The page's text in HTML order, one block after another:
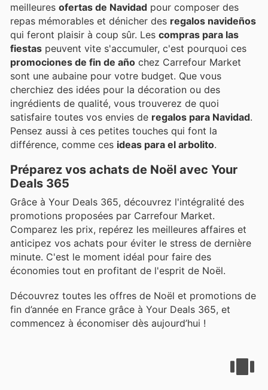
meilleures ofertas de Navidad pour composer des
repas mémorables et dénicher des regalos navideños
qui feront plaisir à coup sûr. Les compras para las
fiestas peuvent vite s'accumuler, c'est pourquoi ces
promociones de fin de año chez Carrefour Market
sont une aubaine pour votre budget. Que vous
cherchiez des idées pour la décoration ou des
ingrédients de qualité, vous trouverez de quoi
satisfaire toutes vos envies de regalos para Navidad.
Pensez aussi à ces petites touches qui font la
différence, comme ces ideas para el arbolito.
Préparez vos achats de Noël avec Your
Deals 365
Grâce à Your Deals 365, découvrez l'intégralité des
promotions proposées par Carrefour Market.
Comparez les prix, repérez les meilleures affaires et
anticipez vos achats pour éviter le stress de dernière
minute. C'est le moment idéal pour faire des
économies tout en profitant de l'esprit de Noël.
Découvrez toutes les offres de Noël et promotions de
fin d’année en France grâce à Your Deals 365, et
commencez à économiser dès aujourd’hui !